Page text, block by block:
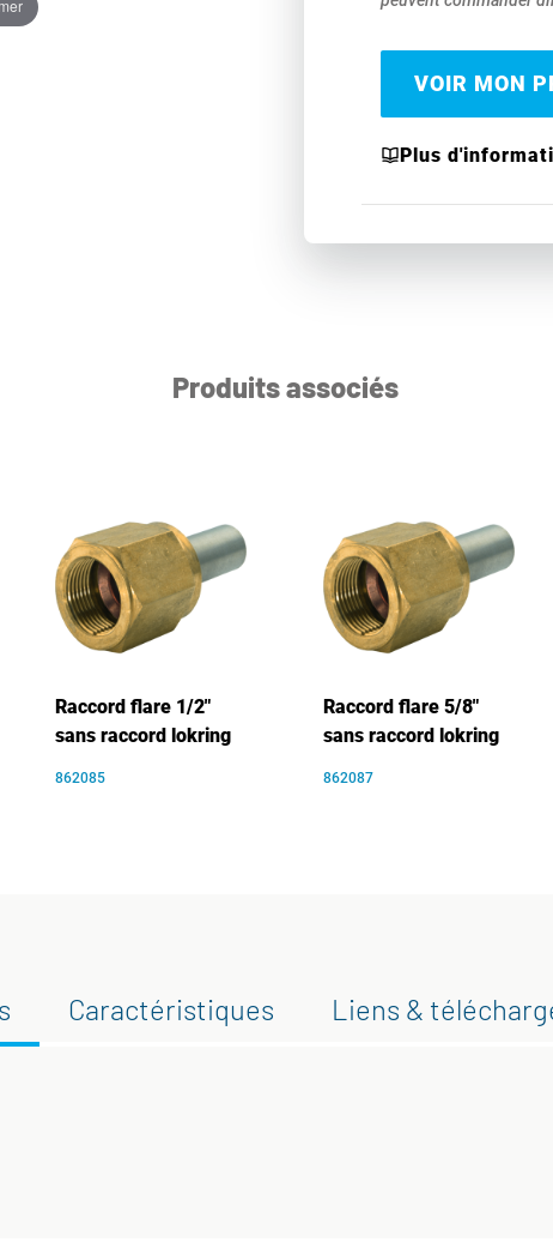
VOIR MON
Plus
Produits associés
Raccord flare 1/2"
sans raccord lokring
862085
Raccord flare 5/8"
sans raccord lokring
862087
Caractéristiques Liens &